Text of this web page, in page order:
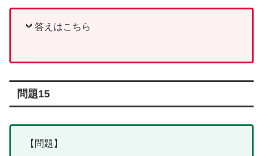
答えはこちら
問題15
【問題】